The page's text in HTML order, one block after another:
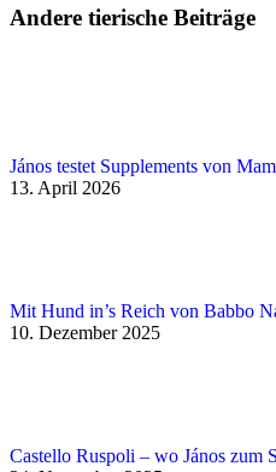
Andere tierische Beiträge
János testet Supplements von
13. April 2026
Mit Hund in’s Reich von Babbo
10. Dezember 2025
Castello Ruspoli – wo János zum